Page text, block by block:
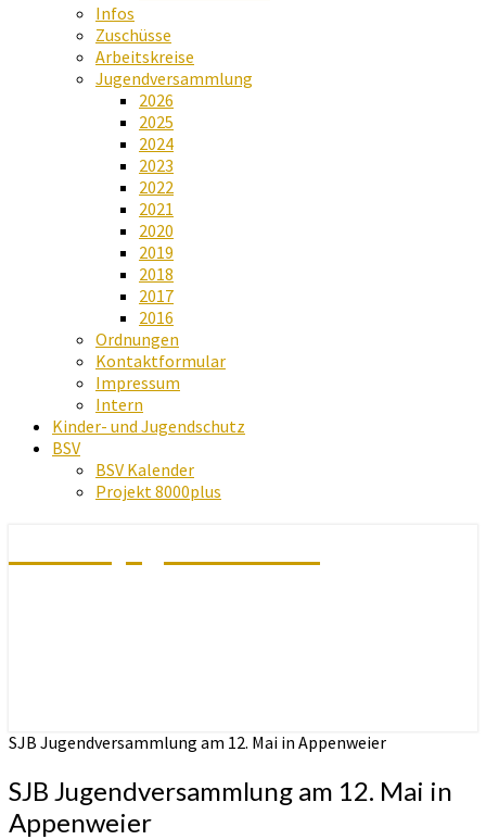
Infos
Zuschüsse
Arbeitskreise
Jugendversammlung
2026
2025
2024
2023
2022
2021
2020
2019
2018
2017
2016
Ordnungen
Kontaktformular
Impressum
Intern
Kinder- und Jugendschutz
BSV
BSV Kalender
Projekt 8000plus
SJB Jugendversammlung am 12. Mai in Appenweier
SJB Jugendversammlung am 12. Mai in
Appenweier